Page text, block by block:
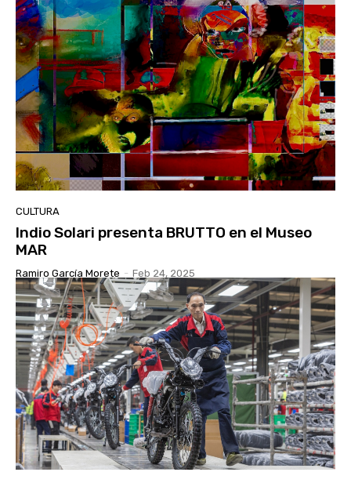
CULTURA
Indio Solari presenta BRUTTO en el Museo
MAR
Ramiro García Morete - Feb 24, 2025